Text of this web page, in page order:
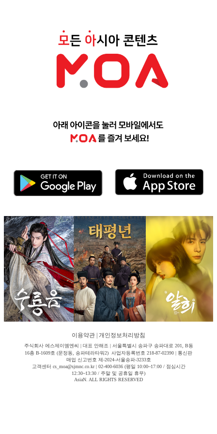
이용약관 개인정보처리방침
주식회사 에스제이엠엔씨 | 대표 안해조 | 서울특별시 송파구 송파대로 201, B동
16층 B-1609호 (문정동, 송파테라타워2) 사업자등록번호 218-87-02390 | 통신판
매업 신고번호 제-2024-서울송파-3233호
고객센터 cs_moa@sjmnc.co.kr | 02-400-6036 (평일 10:00~17:00 / 점심시간
12:30~13:30 / 주말 및 공휴일 휴무)
AsiaN. ALL RIGHTS RESERVED